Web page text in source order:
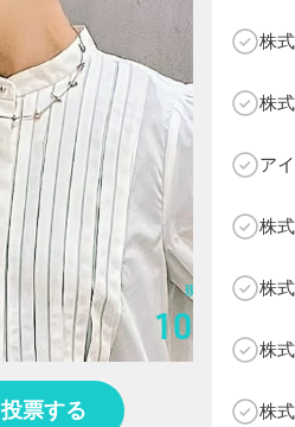
株
株
ア
株
株
株
株
現在の総投票数
10,424
投票する